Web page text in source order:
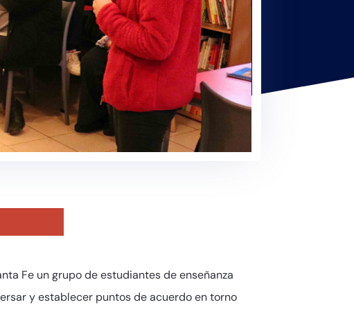
Fe un grupo de estudiantes de enseñanza
y establecer puntos de acuerdo en torno